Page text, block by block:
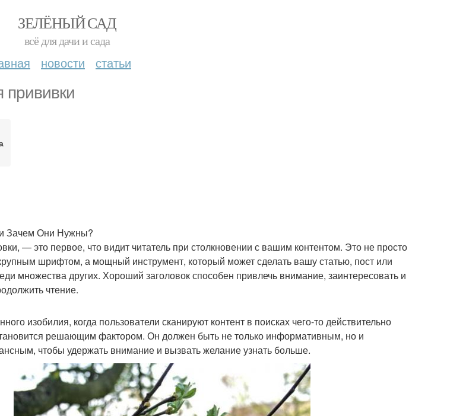
ЗЕЛЁНЫЙ САД
всё для дачи и сада
новости статьи
Зачем Они Нужны?
— это первое, что видит читатель при столкновении с вашим контентом. Это не просто
шрифтом, а мощный инструмент, который может сделать вашу статью, пост или
множества других. Хороший заголовок способен привлечь внимание, заинтересовать и
чтение.
изобилия, когда пользователи сканируют контент в поисках чего-то действительно
решающим фактором. Он должен быть не только информативным, но и
чтобы удержать внимание и вызвать желание узнать больше.